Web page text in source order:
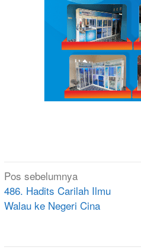
Navigasi
pos
Pos sebelumnya
486. Hadits Carilah Ilmu
Walau ke Negeri Cina